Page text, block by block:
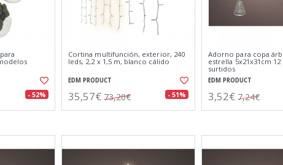
- 52%
Cortina multifunción, exterior, 240
leds, 2,2 x 1,5 m, blanco cálido
EDM PRODUCT
35,57€ 73,20€ - 51%
Adorno para copa
estrella 5x21x31cm
surtidos
EDM PRODUCT
3,52€ 7,24€